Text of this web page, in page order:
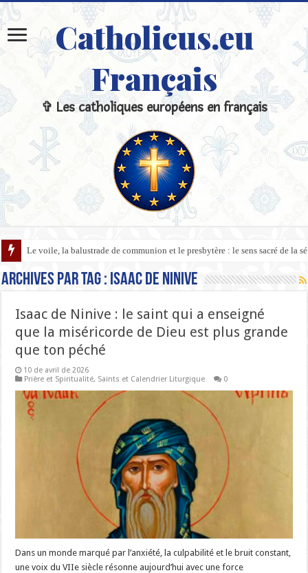
Catholicus.eu
Français
✞ Les catholiques européens en français
Le voile, la balustrade de communion et le presbytère : le sens sacré de la
Archives par tag : Isaac de Ninive
Isaac de Ninive : le saint qui a enseigné
que la miséricorde de Dieu est plus grande
que ton péché
10 de avril de 2026
Prière et Spiritualité, Saints et Calendrier Liturgique 0
Dans un monde marqué par l’anxiété, la culpabilité et le bruit constant,
une voix du VIIe siècle résonne aujourd’hui avec une force